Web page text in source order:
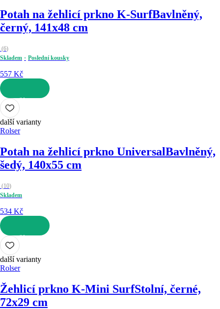
Potah na žehlicí prkno K-SurfBavlněný,
černý, 141x48 cm
(6)
Skladem
Poslední kousky
557 Kč
DO KOŠÍKU
další varianty
Rolser
Potah na žehlicí prkno UniversalBavlněný,
šedý, 140x55 cm
(10)
Skladem
534 Kč
DO KOŠÍKU
další varianty
Rolser
Žehlicí prkno K-Mini SurfStolní, černé,
72x29 cm